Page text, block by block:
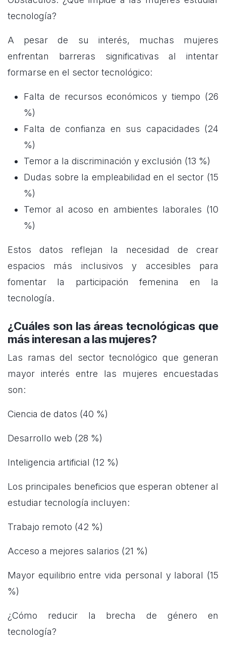
tecnología?
A pesar de su interés, muchas mujeres
enfrentan barreras significativas al intentar
formarse en el sector tecnológico:
Falta de recursos económicos y tiempo (26
%)
Falta de confianza en sus capacidades (24
%)
Temor a la discriminación y exclusión (13 %)
Dudas sobre la empleabilidad en el sector (15
%)
Temor al acoso en ambientes laborales (10
%)
Estos datos reflejan la necesidad de crear
espacios más inclusivos y accesibles para
fomentar la participación femenina en la
tecnología.
¿Cuáles son las áreas tecnológicas que
más interesan a las mujeres?
Las ramas del sector tecnológico que generan
mayor interés entre las mujeres encuestadas
son:
Ciencia de datos (40 %)
Desarrollo web (28 %)
Inteligencia artificial (12 %)
Los principales beneficios que esperan obtener al
estudiar tecnología incluyen:
Trabajo remoto (42 %)
Acceso a mejores salarios (21 %)
Mayor equilibrio entre vida personal y laboral (15
%)
¿Cómo reducir la brecha de género en
tecnología?